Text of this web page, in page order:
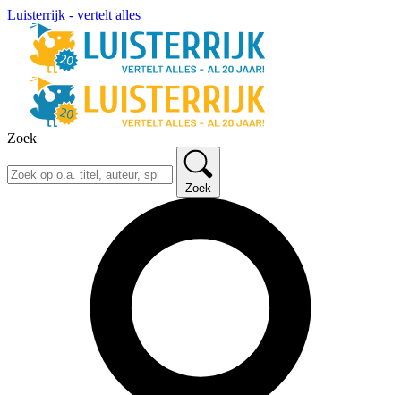
Luisterrijk - vertelt alles
Zoek
Zoek